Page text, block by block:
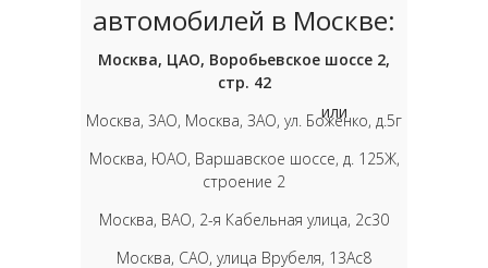
автомобилей в Москве:
Москва, ЦАО, Воробьевское шоссе 2,
стр. 42
Москва, ЗАО, Москва, ЗАО, ул. Боженко, д.5г
Москва, ЮАО, Варшавское шоссе, д. 125Ж,
строение 2
Москва, ВАО, 2-я Кабельная улица, 2с30
Москва, САО, улица Врубеля, 13Ас8
или